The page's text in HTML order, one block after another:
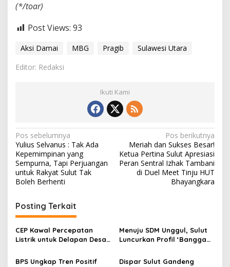
(*/toar)
Post Views: 93
Aksi Damai MBG Pragib
Sulawesi Utara
Editor: Redaksi
Ikuti Kami
N
a
v
i
a
s
i
Pos sebelumnya
Yulius Selvanus : Tak Ada
Kepemimpinan yang
Sempurna, Tapi Perjuangan
untuk Rakyat Sulut Tak
Boleh Berhenti
Pos berikutnya
Meriah dan Sukses Besar!
Ketua Pertina Sulut Apresiasi
Peran Sentral Izhak Tambani
di Duel Meet Tinju HUT
Bhayangkara
Posting Terkait
CEP Kawal Percepatan
Listrik untuk Delapan Desa
Rasio Elektrifikasi 100
Menuju SDM Unggul, Sulut
Luncurkan Profil ‘Bangga
Kompas Pembangunan
BPS Ungkap Tren Positif
Dispar Sulut Gandeng